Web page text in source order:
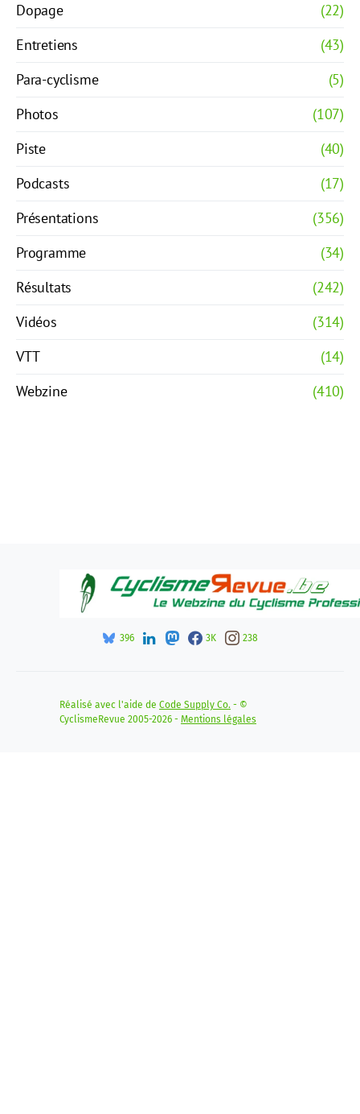
Dopage
(22)
Entretiens
(43)
Para-cyclisme
(5)
Photos
(107)
Piste
(40)
Podcasts
(17)
Présentations
(356)
Programme
(34)
Résultats
(242)
Vidéos
(314)
VTT
(14)
Webzine
(410)
396 3K 238
Réalisé avec l'aide de Code Supply Co. - ©
CyclismeRevue 2005-2026 - Mentions légales